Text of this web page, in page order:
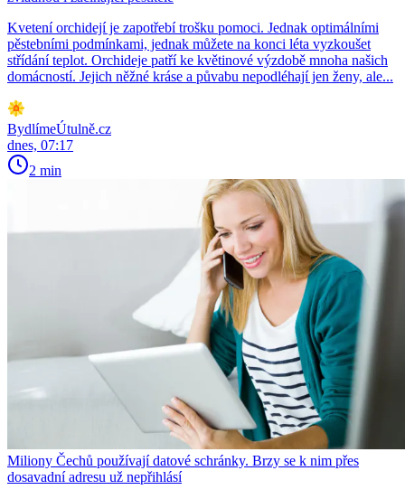
Kvetení orchidejí je zapotřebí trošku pomoci. Jednak optimálními
pěstebními podmínkami, jednak můžete na konci léta vyzkoušet
střídání teplot. Orchideje patří ke květinové výzdobě mnoha našich
domácností. Jejich něžné kráse a půvabu nepodléhají jen ženy, ale...
BydlímeÚtulně.cz
dnes, 07:17
2 min
Miliony Čechů používají datové schránky. Brzy se k nim přes
dosavadní adresu už nepřihlásí